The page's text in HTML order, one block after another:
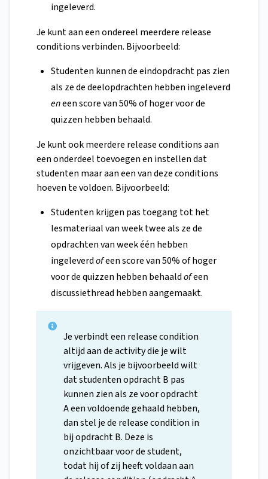
ingeleverd.
Je kunt aan een ondereel meerdere release
conditions verbinden. Bijvoorbeeld:
Studenten kunnen de eindopdracht pas zien
als ze de deelopdrachten hebben ingeleverd
eneen score van 50% of hoger voor de
quizzen hebben behaald.
Je kunt ook meerdere release conditions aan
een onderdeel toevoegen en instellen dat
studenten maar aan een van deze conditions
hoeven te voldoen. Bijvoorbeeld:
Studenten krijgen pas toegang tot het
lesmateriaal van week twee als ze de
opdrachten van week één hebben
ingeleverdofeen score van 50% of hoger
voor de quizzen hebben behaaldofeen
discussiethread hebben aangemaakt.
Je verbindt een release condition
altijd aan de activity die je wilt
vrijgeven. Als je bijvoorbeeld wilt
dat studenten opdracht B pas
kunnen zien als ze voor opdracht
A een voldoende gehaald hebben,
dan stel je de release condition in
bij opdracht B. Deze is
onzichtbaar voor de student,
todat hij of zij heeft voldaan aan